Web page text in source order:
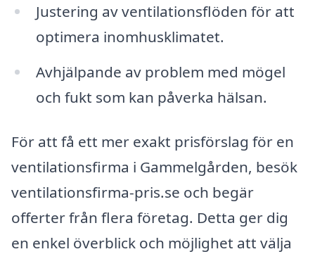
Justering av ventilationsflöden för att
optimera inomhusklimatet.
Avhjälpande av problem med mögel
och fukt som kan påverka hälsan.
För att få ett mer exakt prisförslag för en
ventilationsfirma i Gammelgården, besök
ventilationsfirma-pris.se och begär
offerter från flera företag. Detta ger dig
en enkel överblick och möjlighet att välja